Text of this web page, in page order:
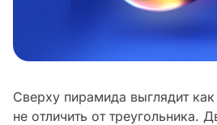
Сверху пирамида выглядит
не отличить от треугольника.